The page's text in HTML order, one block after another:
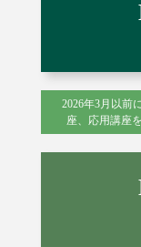
2026年3月以前
座、応用講座